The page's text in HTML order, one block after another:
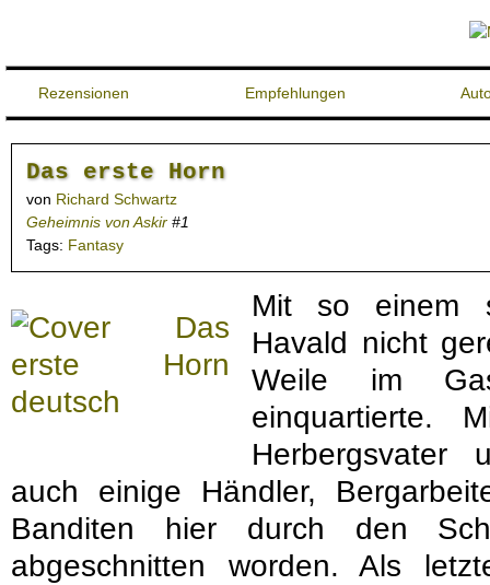
Rezensionen Empfehlungen
Das erste Horn
von Richard Schwartz
Geheimnis von Askir #1
Tags: Fantasy
Mit so einem
Havald nicht
Weile im
einquartierte.
Herbergsvater
auch einige Händler,
Banditen hier durch den
abgeschnitten worden. Als